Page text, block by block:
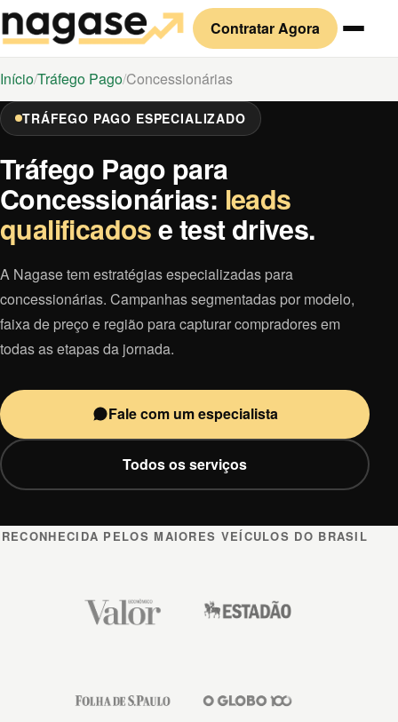
Contratar Agora
InícioTráfego Pago Concessionárias
TRÁFEGO PAGO ESPECIALIZADO
Tráfego Pago para
Concessionárias: leads
qualificadose test drives.
A Nagase tem estratégias especializadas para
concessionárias. Campanhas segmentadas por modelo,
faixa de preço e região para capturar compradores em
todas as etapas da jornada.
Fale com um especialista
Todos os serviços
RECONHECIDA PELOS MAIORES VEÍCULOS DO BRASIL